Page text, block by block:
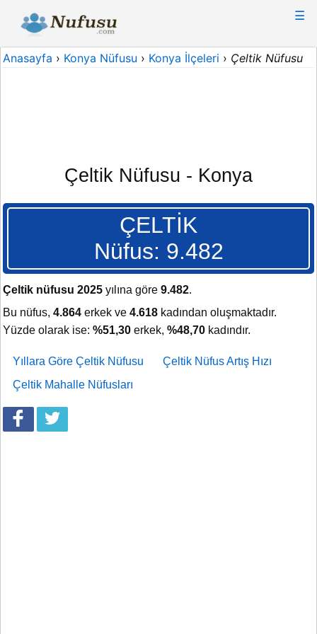
☰
Anasayfa › Konya Nüfusu › Konya İlçeleri › Çeltik Nüfusu
Çeltik Nüfusu - Konya
ÇELTİK
Nüfus: 9.482
Çeltik nüfusu 2025 yılına göre 9.482.
Bu nüfus, 4.864 erkek ve 4.618 kadından oluşmaktadır.
Yüzde olarak ise: %51,30 erkek, %48,70 kadındır.
Yıllara Göre Çeltik Nüfusu
Çeltik Nüfus Artış Hızı
Çeltik Mahalle Nüfusları